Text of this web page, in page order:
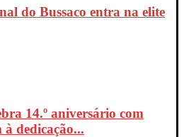
do Bussaco entra na elite
14.º aniversário com
à dedicação...